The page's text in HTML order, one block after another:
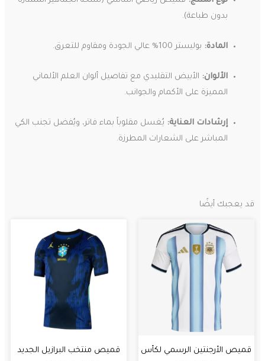
بدون طباعة).
المادة: بوليستر 100% عالي الجودة ومقاوم للتعرق.
الألوان: الأبيض التقليدي مع تفاصيل ألوان العلم الألماني
المميزة على الأكمام والجوانب.
إرشادات العناية: يُغسل مقلوباً بماء فاتر، ويُفضل تجنب الكي
المباشر على الشعارات المطرزة.
قد يعجبك أيضًا
قميص الأرجنتين الرسمي لكأس
قميص منتخب البرازيل الجديد